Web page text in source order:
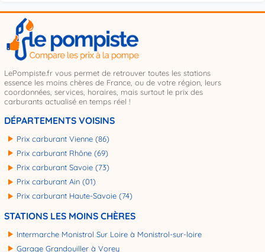
LePompiste.fr vous permet de retrouver toutes les stations
essence les moins chères de France, ou de votre région, leurs
coordonnées, services, horaires, mais surtout le prix des
carburants actualisé en temps réel !
DÉPARTEMENTS VOISINS
Prix carburant Vienne (86)
Prix carburant Rhône (69)
Prix carburant Savoie (73)
Prix carburant Ain (01)
Prix carburant Haute-Savoie (74)
STATIONS LES MOINS CHÈRES
Intermarche Monistrol Sur Loire à Monistrol-sur-loire
Garage Grandouiller à Vorey